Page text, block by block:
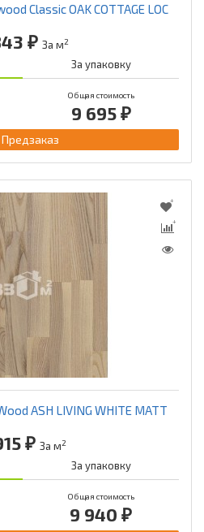
Classic OAK COTTAGE LOC
₽ За м2
За упаковку
Общая стоимость
9 695 ₽
Предзаказ
ASH LIVING WHITE MATT
₽ За м2
За упаковку
Общая стоимость
9 940 ₽